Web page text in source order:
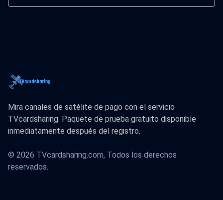
Mira canales de satélite de pago con el servicio
TVcardsharing. Paquete de prueba gratuito disponible
inmediatamente después del registro.
© 2026 TVcardsharing.com, Todos los derechos
reservados.